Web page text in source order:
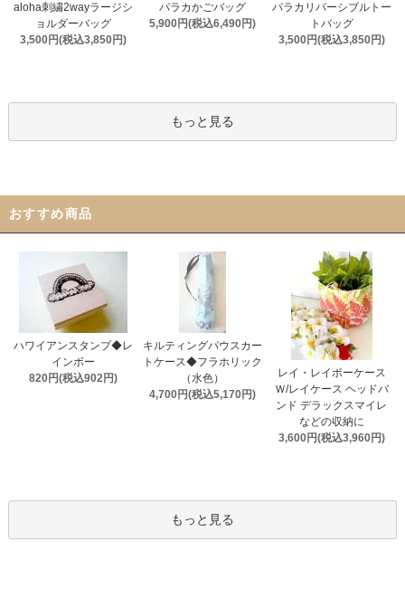
aloha刺繍2wayラージシ
ョルダーバッグ
3,500円(税込3,850円)
パラカかごバッグ
5,900円(税込6,490円)
パラカリバーシブルトー
トバッグ
3,500円(税込3,850円)
もっと見る
おすすめ商品
ハワイアンスタンプ◆レ
インボー
820円(税込902円)
キルティングパウスカー
トケース◆フラホリック
（水色）
4,700円(税込5,170円)
レイ・レイポーケース
Ｗ/レイケース ヘッドバ
ンド デラックスマイレ
などの収納に
3,600円(税込3,960円)
もっと見る